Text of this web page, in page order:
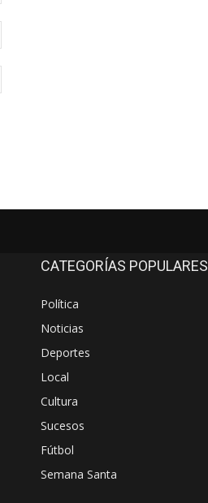
electrónico:*
web:
CATEGORÍAS POPULARES
Política
Noticias
Deportes
Local
Cultura
Sucesos
Fútbol
Semana Santa